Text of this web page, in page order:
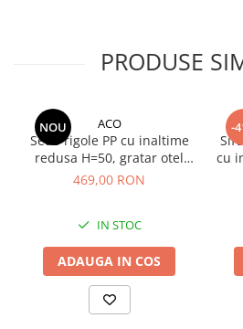
PRODUSE
NOU ACO
Set 5 rigole PP cu inaltime
redusa H=50, gratar otel
zincat, A15, lungime
469,00 RON
IN STOC
ADAUGA IN COS
-
cu